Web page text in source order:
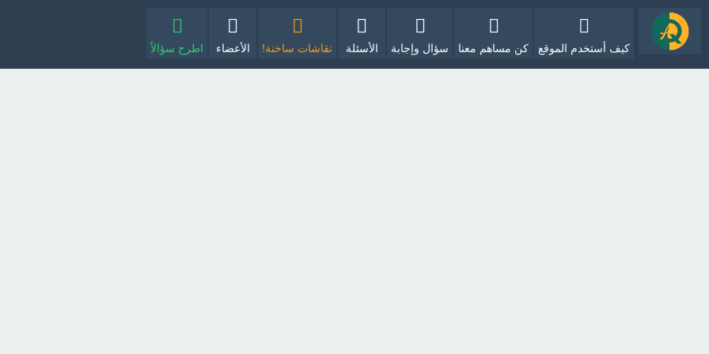
كيف أستخدم الموقع كن مساهم معنا سؤال وإجابة الأسئلة نقاشات ساخنة! الأعضاء اطرح سؤالاً